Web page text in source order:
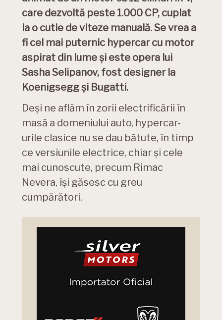
care dezvoltă peste 1.000 CP, cuplat
la o cutie de viteze manuală. Se vrea a
fi cel mai puternic hypercar cu motor
aspirat din lume și este opera lui
Sasha Selipanov, fost designer la
Koenigsegg și Bugatti.
Deși ne aflăm în zorii electrificării în
masă a domeniului auto, hypercar-
urile clasice nu se dau bătute, în timp
ce versiunile electrice, chiar și cele
mai cunoscute, precum Rimac
Nevera, își găsesc cu greu
cumpărători.